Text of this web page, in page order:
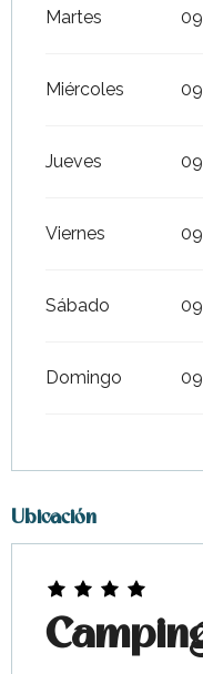
Martes
Miércoles
Jueves
Viernes
Sábado
Domingo
Ubicación